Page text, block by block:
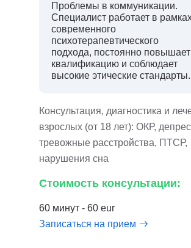
Проблемы в коммуникации.
Специалист работает в
современного
психотерапевтического
подхода, постоянно повышает
квалификацию и соблюдает
высокие этические стандарты.
Консультация, диагностика и
взрослых (от 18 лет): ОКР,
тревожные расстройства, ПТСР,
нарушения сна
Стоимость консультации:
60 минут - 60 eur
Записаться на прием